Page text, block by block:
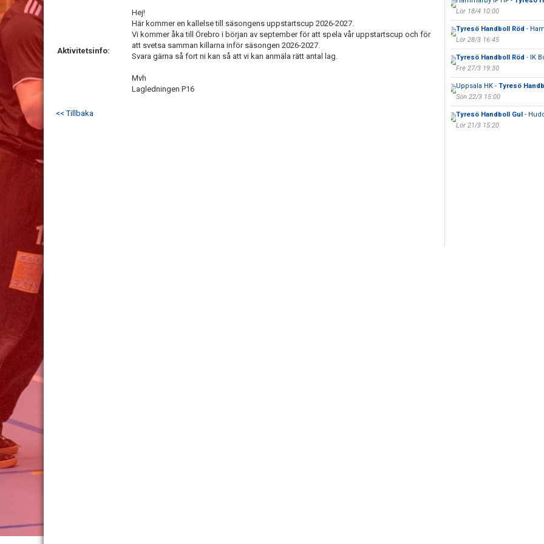
Aktivitetsinfo:
Hej!
Här kommer en kallelse till säsongens uppstartscup 2026-2027.
Vi kommer åka till Örebro i början av september för att spela vår uppstartscup och för
att svetsa samman killarna inför säsongen 2026-2027.
Svara gärna så fort ni kan så att vi kan anmäla rätt antal lag.
Mvh
Lagledningen P16
<< Tillbaka
Lör 18/4 10:00
Tyresö Handboll Röd -
Lör 28/3 16:45
Tyresö Handboll Röd - IK
Fre 27/3 19:30
Uppsala HK - Tyresö
Sön 22/3 15:00
Tyresö Handboll Gul-
Lör 21/3 15:20